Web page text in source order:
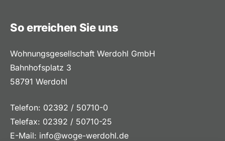
So erreichen Sie uns
Wohnungsgesellschaft Werdohl GmbH
Bahnhofsplatz 3
58791 Werdohl
Telefon: 02392 / 50710-0
Telefax: 02392 / 50710-25
E-Mail: info@woge-werdohl.de